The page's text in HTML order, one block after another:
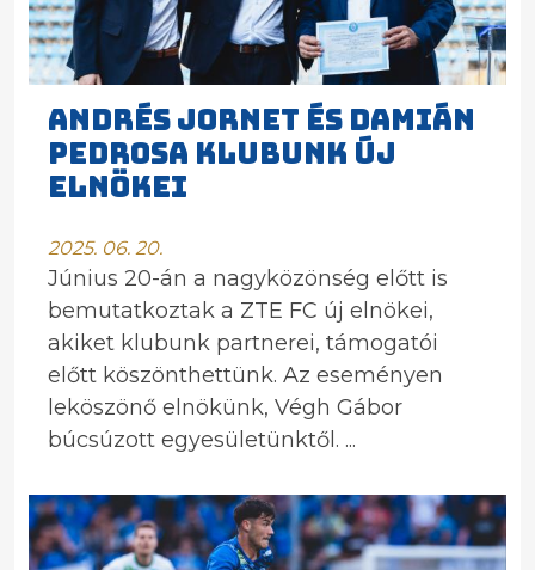
ANDRÉS JORNET ÉS DAMIÁN
PEDROSA KLUBUNK ÚJ
ELNÖKEI
2025. 06. 20.
Június 20-án a nagyközönség előtt is
bemutatkoztak a ZTE FC új elnökei,
akiket klubunk partnerei, támogatói
előtt köszönthettünk. Az eseményen
leköszönő elnökünk, Végh Gábor
búcsúzott egyesületünktől. ...